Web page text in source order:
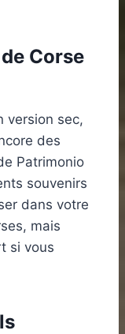
Corse
version sec,
des
Patrimonio
souvenirs
dans votre
mais
si vous